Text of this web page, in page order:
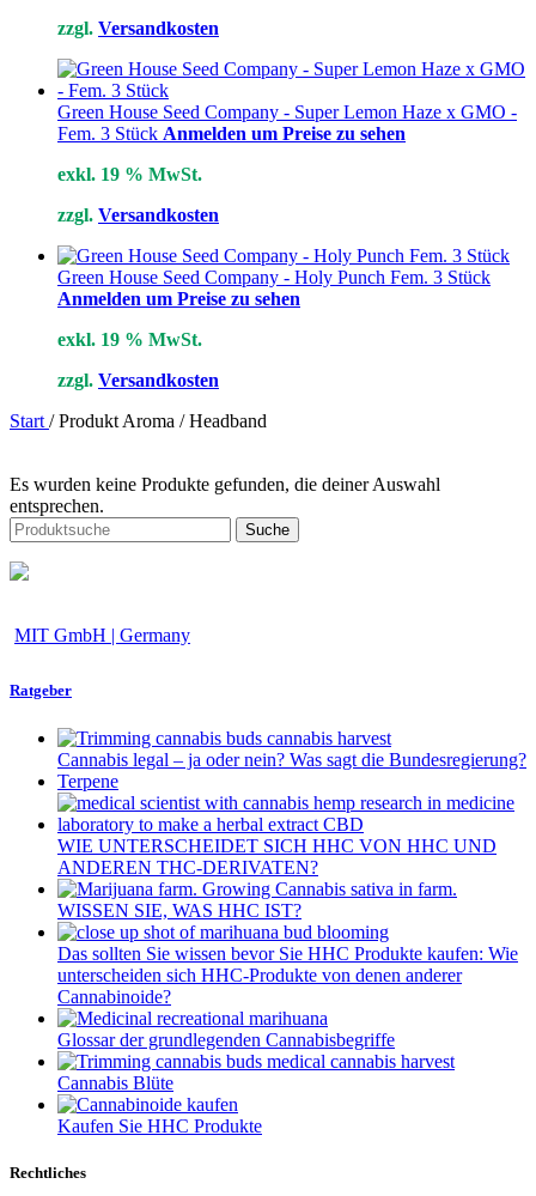
zzgl. Versandkosten
Green House Seed Company - Super Lemon Haze x GMO -
Fem. 3 Stück Anmelden um Preise zu sehen
exkl. 19 % MwSt.
zzgl. Versandkosten
Green House Seed Company - Holy Punch Fem. 3 Stück
Anmelden um Preise zu sehen
exkl. 19 % MwSt.
zzgl. Versandkosten
Start / Produkt Aroma / Headband
Es wurden keine Produkte gefunden, die deiner Auswahl
entsprechen.
Suche
MIT GmbH | Germany
Ratgeber
Cannabis legal – ja oder nein? Was sagt die Bundesregierung?
Terpene
WIE UNTERSCHEIDET SICH HHC VON HHC UND
ANDEREN THC-DERIVATEN?
WISSEN SIE, WAS HHC IST?
Das sollten Sie wissen bevor Sie HHC Produkte kaufen: Wie
unterscheiden sich HHC-Produkte von denen anderer
Cannabinoide?
Glossar der grundlegenden Cannabisbegriffe
Cannabis Blüte
Kaufen Sie HHC Produkte
Rechtliches